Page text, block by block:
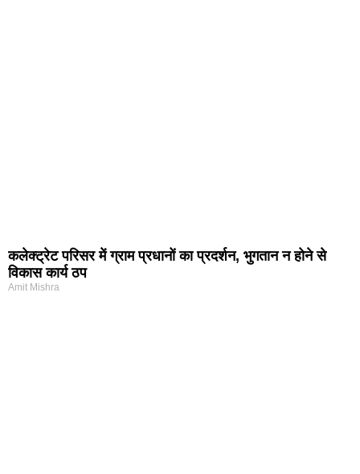
कलेक्ट्रेट परिसर में ग्राम प्रधानों का प्रदर्शन, भुगतान न होने से
विकास कार्य ठप
Amit Mishra